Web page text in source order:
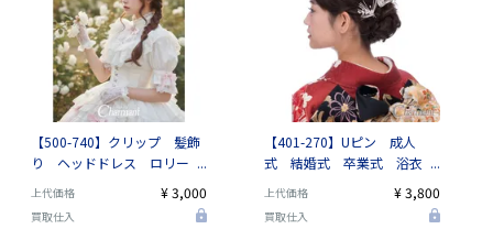
【500-740】クリップ 髪飾
り ヘッドドレス ロリー
ース 成人式 卒業式 浴衣
上代価格 ¥ 3,000
買取仕入
【401-270】Uピン 成人
式 結婚式 卒業式 浴衣
上代価格 ¥ 3,800
買取仕入